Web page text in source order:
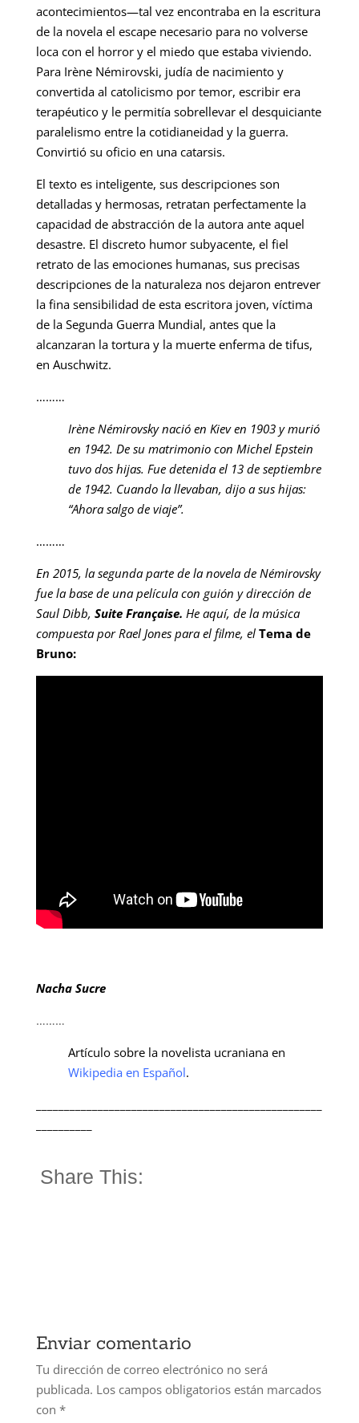
acontecimientos—tal vez encontraba en la escritura
de la novela el escape necesario para no volverse
loca con el horror y el miedo que estaba viviendo.
Para Irène Némirovski, judía de nacimiento y
convertida al catolicismo por temor, escribir era
terapéutico y le permitía sobrellevar el desquiciante
paralelismo entre la cotidianeidad y la guerra.
Convirtió su oficio en una catarsis.
El texto es inteligente, sus descripciones son
detalladas y hermosas, retratan perfectamente la
capacidad de abstracción de la autora ante aquel
desastre. El discreto humor subyacente, el fiel
retrato de las emociones humanas, sus precisas
descripciones de la naturaleza nos dejaron entrever
la fina sensibilidad de esta escritora joven, víctima
de la Segunda Guerra Mundial, antes que la
alcanzaran la tortura y la muerte enferma de tifus,
en Auschwitz.
………
Irène Némirovsky nació en Kiev en 1903 y murió
en 1942. De su matrimonio con Michel Epstein
tuvo dos hijas. Fue detenida el 13 de septiembre
de 1942. Cuando la llevaban, dijo a sus hijas:
“Ahora salgo de viaje”.
………
En 2015, la segunda parte de la novela de Némirovsky
fue la base de una película con guión y dirección de
Saul Dibb, Suite Française. He aquí, de la música
compuesta por Rael Jones para el filme, el Tema de
Bruno:
Nacha Sucre
………
Artículo sobre la novelista ucraniana en
Wikipedia en Español.
Share This:
Enviar comentario
Tu dirección de correo electrónico no será
publicada. Los campos obligatorios están marcados
con *